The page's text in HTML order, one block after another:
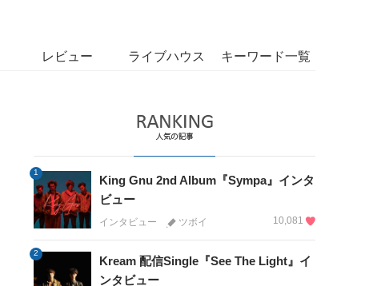
レビュー ライブハウス キーワード一覧
1
King Gnu 2nd Album『Sympa』インタ
ビュー
インタビュー ツボイ 10,081
2
Kream 配信Single『See The Light』イ
ンタビュー